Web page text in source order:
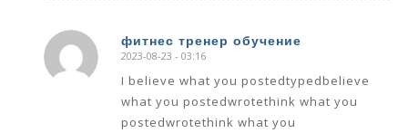
фитнес тренер обучение
says:
2023-08-23 - 03:16
I believe what you postedtypedbelieve
what you postedwrotethink what you
postedwrotethink what you